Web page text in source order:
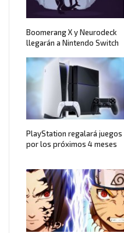
Boomerang X y Neurodeck
llegarán a Nintendo Switch
PlayStation regalará juegos
por los próximos 4 meses